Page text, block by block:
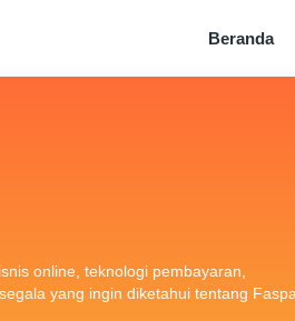
Beranda
online, teknologi pembayaran,
yang ingin diketahui tentang